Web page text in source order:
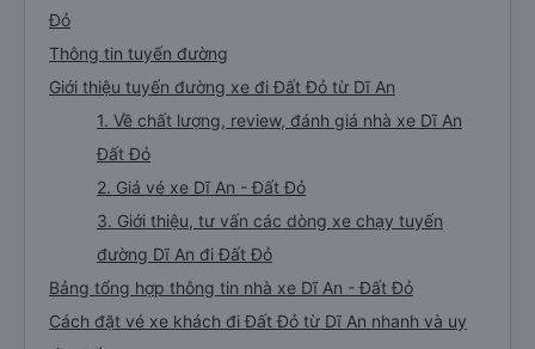
Đỏ
Thông tin tuyến đường
Giới thiệu tuyến đường xe đi Đất Đỏ từ Dĩ An
1. Về chất lượng, review, đánh giá nhà xe Dĩ An
Đất Đỏ
2. Giá vé xe Dĩ An - Đất Đỏ
3. Giới thiệu, tư vấn các dòng xe chạy tuyến
đường Dĩ An đi Đất Đỏ
Bảng tổng hợp thông tin nhà xe Dĩ An - Đất Đỏ
Cách đặt vé xe khách đi Đất Đỏ từ Dĩ An nhanh và uy